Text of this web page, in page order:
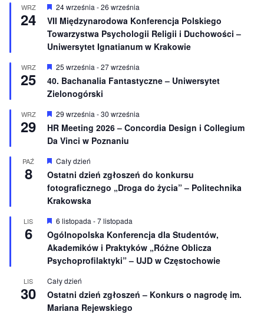
n
i
o
n
e
WRZ
24
W
y
r
ó
ż
n
i
o
n
e
24 września -26 września
VII Międzynarodowa Konferencja Polskiego
Towarzystwa Psychologii Religii i Duchowości –
Uniwersytet Ignatianum w Krakowie
WRZ
25
W
r
ó
n
i
o
n
25 września -27 września
40. Bachanalia Fantastyczne – Uniwersytet
Zielonogórski
WRZ
29
W
y
r
ó
n
o
n
e
29 września -30 września
HR Meeting 2026 – Concordia Design i Collegium
Da Vinci w Poznaniu
PAŹ
8
W
r
ó
ż
n
i
o
n
e
Cały dzień
Ostatni dzień zgłoszeń do konkursu
fotograficznego „Droga do życia” – Politechnika
Krakowska
LIS
6
W
r
ó
ż
n
o
n
e
6 listopada -7 listopada
Ogólnopolska Konferencja dla Studentów,
Akademików i Praktyków „Różne Oblicza
Psychoprofilaktyki” – UJD w Częstochowie
LIS
30
Cały dzień
Ostatni dzień zgłoszeń – Konkurs o nagrodę im.
Mariana Rejewskiego